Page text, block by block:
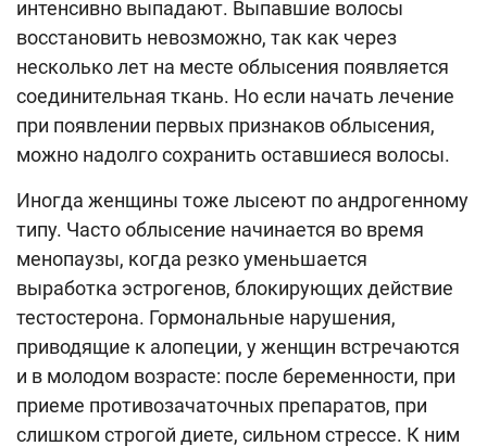
интенсивно выпадают. Выпавшие волосы
восстановить невозможно, так как через
несколько лет на месте облысения появляется
соединительная ткань. Но если начать лечение
при появлении первых признаков облысения,
можно надолго сохранить оставшиеся волосы.
Иногда женщины тоже лысеют по андрогенному
типу. Часто облысение начинается во время
менопаузы, когда резко уменьшается
выработка эстрогенов, блокирующих действие
тестостерона. Гормональные нарушения,
приводящие к алопеции, у женщин встречаются
и в молодом возрасте: после беременности, при
приеме противозачаточных препаратов, при
слишком строгой диете, сильном стрессе. К ним